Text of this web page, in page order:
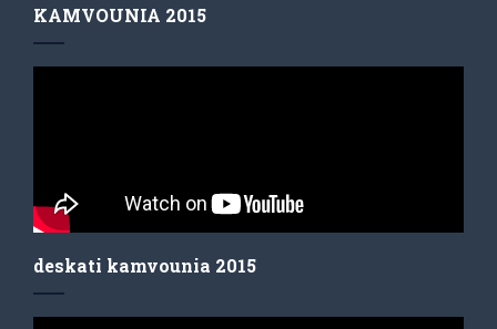
KAMVOUNIA 2015
deskati kamvounia 2015